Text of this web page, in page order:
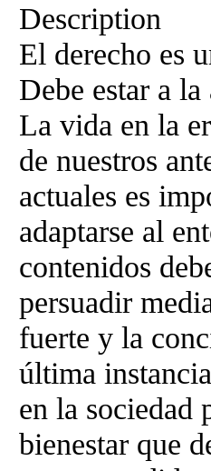
Description
El derecho es
Debe estar a
La vida en la
de nuestros
actuales es
adaptarse al
contenidos
persuadir
fuerte y la
última
en la sociedad
bienestar que